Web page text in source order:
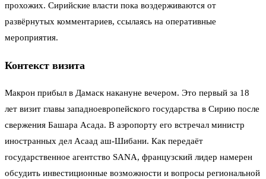
прохожих. Сирийские власти пока воздерживаются от
развёрнутых комментариев, ссылаясь на оперативные
мероприятия.
Контекст визита
Макрон прибыл в Дамаск накануне вечером. Это первый за 18
лет визит главы западноевропейского государства в Сирию после
свержения Башара Асада. В аэропорту его встречал министр
иностранных дел Асаад аш-Шибани. Как передаёт
государственное агентство SANA, французский лидер намерен
обсудить инвестиционные возможности и вопросы региональной